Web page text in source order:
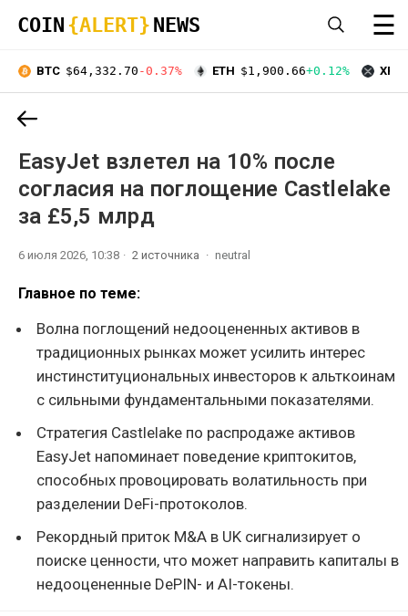
COIN {ALERT} NEWS ☰
BTC $64,332.70 -0.37% ETH $1,900.66+0.12% XRP
EasyJet взлетел на 10% после
согласия на поглощение Castlelake
за £5,5 млрд
6 июля 2026, 10:38 2 источника neutral
Главное по теме:
Волна поглощений недооцененных активов в
традиционных рынках может усилить интерес
инстинституциональных инвесторов к альткоинам
с сильными фундаментальными показателями.
Стратегия Castlelake по распродаже активов
EasyJet напоминает поведение криптокитов,
способных провоцировать волатильность при
разделении DeFi-протоколов.
Рекордный приток M&A в UK сигнализирует о
поиске ценности, что может направить капиталы в
недооцененные DePIN- и AI-токены.